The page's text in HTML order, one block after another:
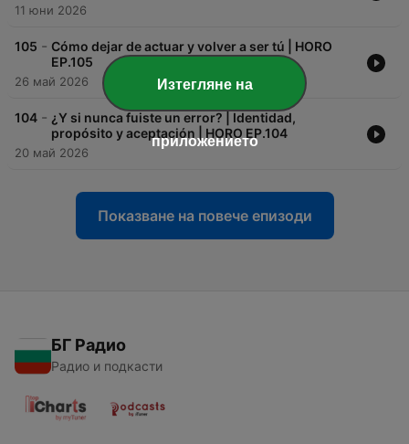
11 юни 2026
105 - Cómo dejar de actuar y volver a ser tú | HORO
EP.105
26 май 2026
104 - ¿Y si nunca fuiste un error? | Identidad,
propósito y aceptación | HORO EP.104
20 май 2026
Показване на повече епизоди
БГ Радио
Радио и подкасти
Изтегляне на
приложението